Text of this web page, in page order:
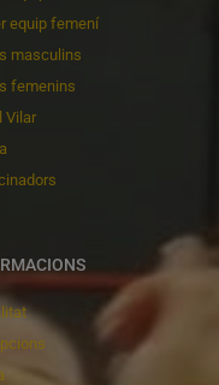
equip femení
masculins
femenins
Vilar